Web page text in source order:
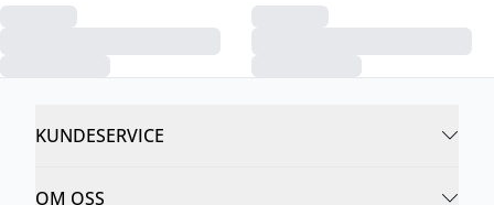
KUNDESERVICE
OM OSS